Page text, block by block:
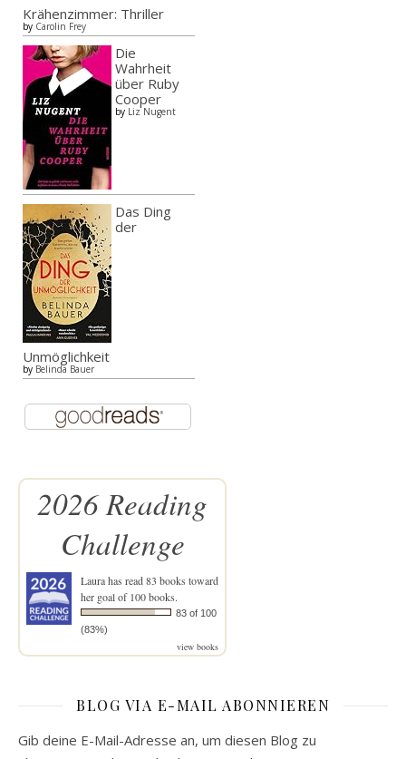
Krähenzimmer: Thriller
by Carolin Frey
Die
Wahrheit
über Ruby
Cooper
by Liz Nugent
Das Ding
der
Unmöglichkeit
by Belinda Bauer
2026 Reading
Challenge
Laurahas read 83 books toward
her goal of 100 books.
83 of 100
(83%)
view books
BLOG VIA E-MAIL ABONNIEREN
Gib deine E-Mail-Adresse an, um diesen Blog zu